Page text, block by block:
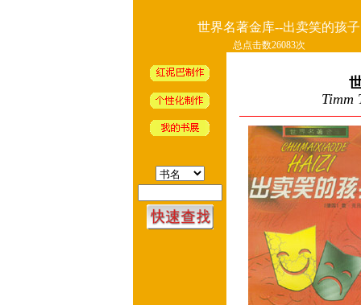
世界名著金库--出卖笑的孩子
总点击数26083次
Timm